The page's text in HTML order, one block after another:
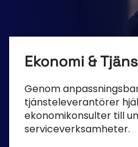
Ekonomi &
Genom
tjänsteleverantörer
ekonomikonsulter till
serviceverksamheter.